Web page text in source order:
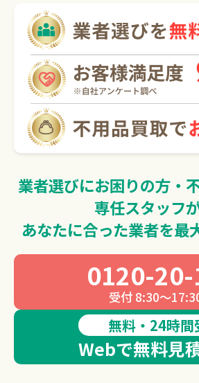
0120-
受付 8:30～
無料・24時間
Webで無料見
豆知識
お急ぎの方はこちら
業者選びにお困りの方・
専任スタッフが
あなたに合った業者を最
0120-
受付 8:30～
無料・24時間
Webで無料見